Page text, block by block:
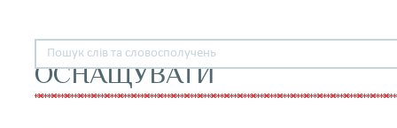
ОСНАЩУВАТИ